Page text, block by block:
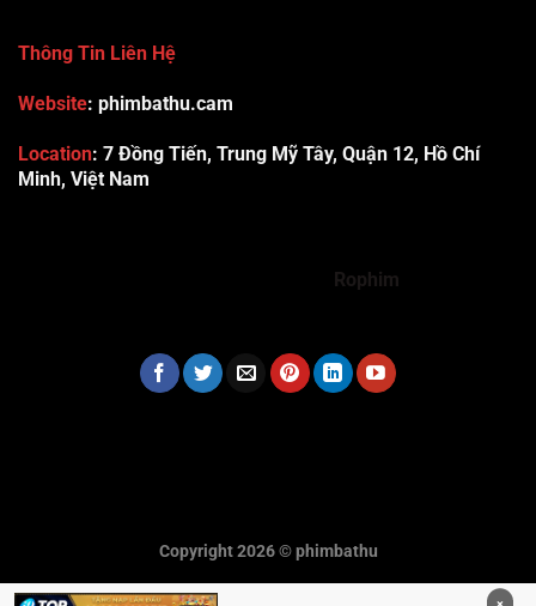
Thông Tin Liên Hệ
Website: phimbathu.cam
Location: 7 Đồng Tiến, Trung Mỹ Tây, Quận 12, Hồ Chí
Minh, Việt Nam
Rophim
Copyright 2026 ©phimbathu